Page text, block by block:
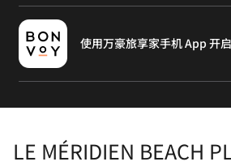
使用万豪旅享家手机 App 开
LE MÉRIDIEN BEACH